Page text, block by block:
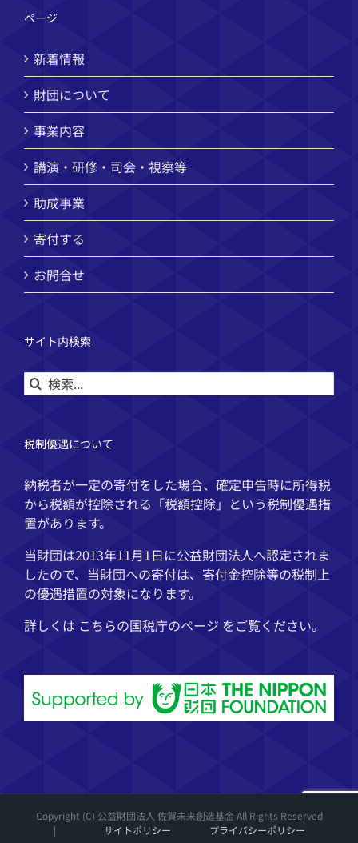
ページ
新着情報
財団について
事業内容
講演・研修・司会・視察等
助成事業
寄付する
お問合せ
サイト内検索
検
索
税制優遇について
納税者が一定の寄付をした場合、確定申告時に所得税
から税額が控除される「税額控除」という税制優遇措
置があります。
当財団は2013年11月1日に公益財団法人へ認定されま
したので、当財団への寄付は、寄付金控除等の税制上
の優遇措置の対象になります。
詳しくは こちらの国税庁のページ をご覧ください。
Copyright (C) 公益財団法人 佐賀未来創造基金 All Rights Reserved
| サイトポリシー プライバシーポリシー